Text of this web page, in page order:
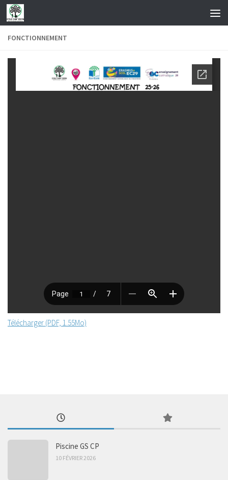
Skip to content
FONCTIONNEMENT
Télécharger (PDF, 1.55Mo)
Piscine GS CP
10 FÉVRIER 2026